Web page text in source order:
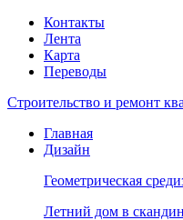
Контакты
Лента
Карта
Переводы
Строительство и ремонт
Главная
Дизайн
Геометрическая
Летний дом в